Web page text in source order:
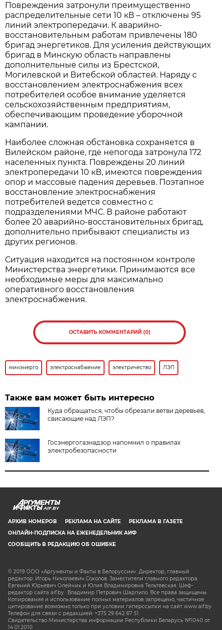
Повреждения затронули преимущественно
распределительные сети 10 кВ – отключены 95
линий электропередачи. К аварийно-
восстановительным работам привлечены 180
бригад энергетиков. Для усиления действующих
бригад в Минскую область направлены
дополнительные силы из Брестской,
Могилевской и Витебской областей. Наряду с
восстановлением электроснабжения всех
потребителей особое внимание уделяется
сельскохозяйственным предприятиям,
обеспечивающим проведение уборочной
кампании.
Наиболее сложная обстановка сохраняется в
Вилейском районе, где непогода затронула 172
населенных пункта. Повреждены 20 линий
электропередачи 10 кВ, имеются повреждения
опор и массовые падения деревьев. Поэтапное
восстановление электроснабжения
потребителей ведется совместно с
подразделениями МЧС. В районе работают
более 20 аварийно-восстановительных бригад,
дополнительно прибывают специалисты из
других регионов.
Ситуация находится на постоянном контроле
Министерства энергетики. Принимаются все
необходимые меры для максимально
оперативного восстановления
электроснабжения.
ОСТАВИТЬ КОММЕНТАРИЙ (0)
минэнерго электроснабжение электричество ЛЭП
Также вам может быть интересно
Куда обращаться, чтобы обрезали ветви деревьев,
свисающие над ЛЭП?
Госэнергогазнадзор напомнил о правилах
электробезопасности
AIF.BY
АРХИВ НОМЕРОВ РЕКЛАМА НА САЙТЕ
РЕКЛАМА В ГАЗЕТЕ
ОНЛАЙН-ПОДПИСКА НА ЕЖЕНЕДЕЛЬНИК АИФ
СООБЩИТЬ В РЕДАКЦИЮ ОБ ОШИБКЕ
© 2019 ООО «Аргументы и Факты в Белоруссии». Директор, главный
редактор: Игорь Николаевич Соколов. Заместители главного редактора:
Евгений Юрьевич Олейник и Юлия Владимировна Тельтевская. Шеф-
редактор сайта aif.by: Владимир Петрович Шарпило. Все права защищены.
Копирование и использование полных материалов запрещено, частичное
цитирование возможно только при условии гиперссылки на сайт www.aif.by.
Телефон для связи с редакцией: +375 29 642 67 51.
Свидетельство Министерства информации Республики Беларусь №1040 от
14.01.2010